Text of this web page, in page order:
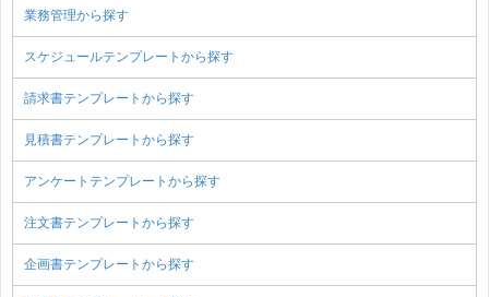
業務管理から探す
スケジュールテンプレートから探す
請求書テンプレートから探す
見積書テンプレートから探す
アンケートテンプレートから探す
注文書テンプレートから探す
企画書テンプレートから探す